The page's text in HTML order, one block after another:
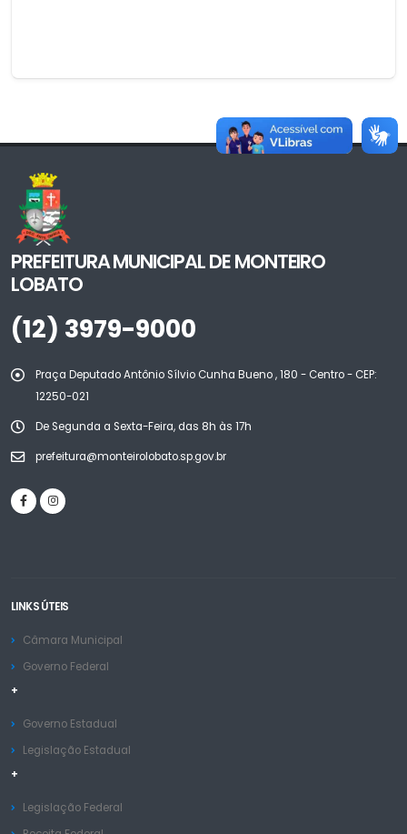
PREFEITURA MUNICIPAL DE MONTEIRO
LOBATO
(12) 3979-9000
Praça Deputado Antônio Sílvio Cunha Bueno , 180 - Centro - CEP:
12250-021
De Segunda a Sexta-Feira, das 8h às 17h
prefeitura@monteirolobato.sp.gov.br
LINKS ÚTEIS
Câmara Municipal
Governo Federal
+
Governo Estadual
Legislação Estadual
+
Legislação Federal